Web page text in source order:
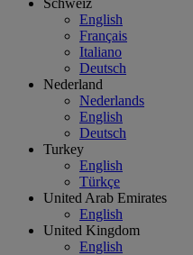
Schweiz
English
Français
Italiano
Deutsch
Nederland
Nederlands
English
Deutsch
Turkey
English
Türkçe
United Arab Emirates
English
United Kingdom
English